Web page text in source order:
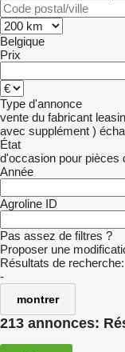
Belgique
Prix
Type d'annonce
vente du fabricant
avec supplément )
État
d'occasion pour pièces
Année
Agroline ID
Pas assez de filtres ?
Proposer une
Résultats de recherche:
-
montrer
213 annonces: